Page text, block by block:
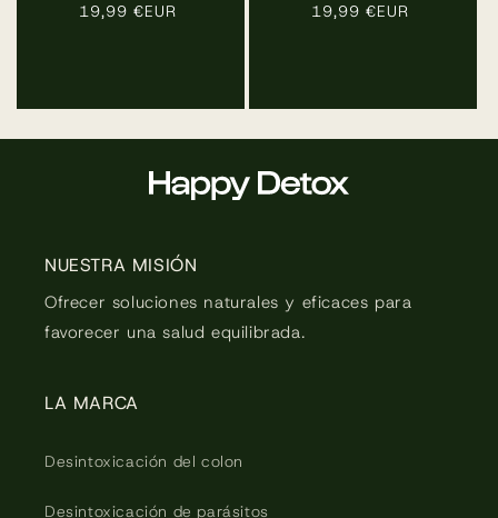
Precio
19,99 €EUR
Precio
19,99 €EUR
NUESTRA MISIÓN
Ofrecer soluciones naturales y eficaces para
favorecer una salud equilibrada.
LA MARCA
Desintoxicación del colon
Desintoxicación de parásitos